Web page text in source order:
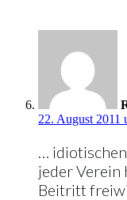
22. August 2011
…
jeder Verein
Beitritt